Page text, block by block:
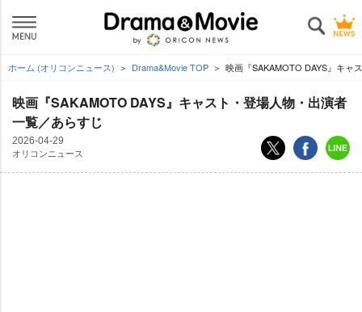
ホーム (オリコンニュース) Drama&Movie TOP 映画『SAKAMOTO DAYS』キャ
映画『SAKAMOTO DAYS』キャスト・登場人物・出演者
一覧／あらすじ
2026-04-29
オリコンニュース